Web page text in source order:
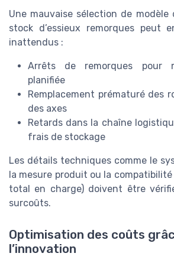
Une mauvaise sélection de
stock d’essieux remorques peut
inattendus :
Arrêts de remorques pour
planifiée
Remplacement prématuré des
des axes
Retards dans la chaîne
frais de stockage
Les détails techniques comme le
la mesure produit ou la compatibilité
total en charge) doivent être
surcoûts.
Optimisation des coûts
l’innovation